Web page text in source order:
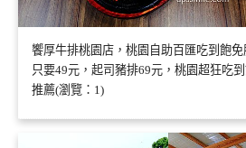
饗厚牛排桃園店，桃園自助百匯吃到飽
只要49元，起司豬排69元，桃園超狂吃
推薦(瀏覽：1)